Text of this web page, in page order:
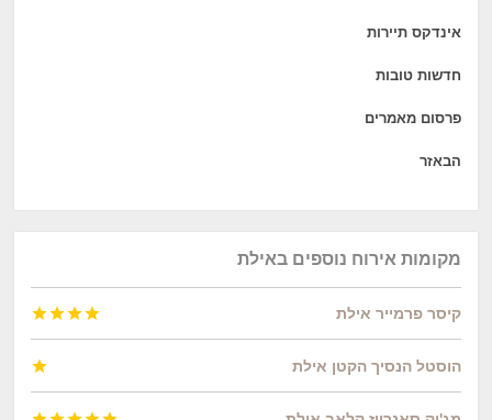
מקומות אירוח נוספים באילת
קיסר פרמייר אילת 



הוסטל הנסיך הקטן אילת 
אינדקס תיירות
חדשות טובות
פרסום מאמרים
הבאזר